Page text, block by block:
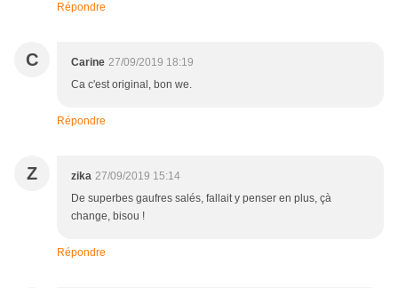
Répondre
C Carine 27/09/2019 18:19
Ca c'est original, bon we.
Répondre
Z zika 27/09/2019 15:14
De superbes gaufres salés, fallait y penser en plus, çà
change, bisou !
Répondre